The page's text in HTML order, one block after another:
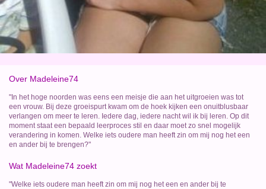
Over Madeleine74
"In het hoge noorden was eens een meisje die aan het uitgroeien was tot
een vrouw. Bij deze groeispurt kwam om de hoek kijken een onuitblusbaar
verlangen om meer te leren. Iedere dag, iedere nacht wil ik bij leren. Op dit
moment staat een bepaald leerproces stil en daar moet zo snel mogelijk
verandering in komen. Welke iets oudere man heeft zin om mij nog het een
en ander bij te brengen?"
Wat Madeleine74 zoekt
"Welke iets oudere man heeft zin om mij nog het een en ander bij te